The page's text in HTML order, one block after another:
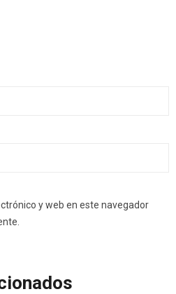
y web en este navegador